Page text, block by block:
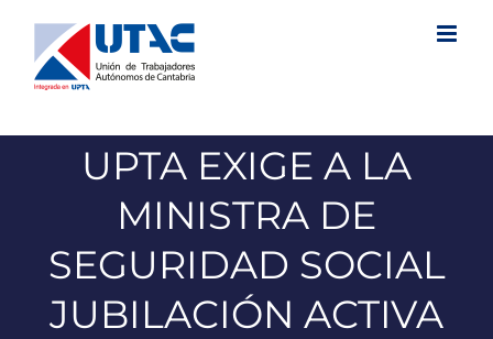
contenido
UPTA EXIGE A LA
MINISTRA DE
SEGURIDAD SOCIAL
JUBILACIÓN ACTIVA